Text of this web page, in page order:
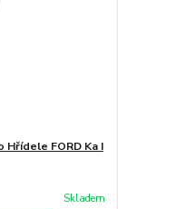
Hřídele FORD Ka I
Skladem